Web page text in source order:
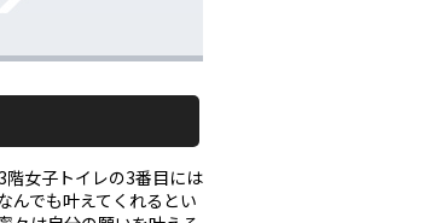
女子トイレの3番目には
んでも叶えてくれるとい